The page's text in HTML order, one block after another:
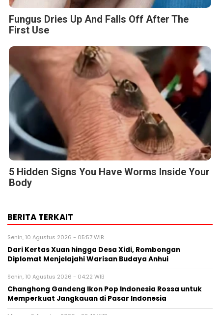
Fungus Dries Up And Falls Off After The
First Use
5 Hidden Signs You Have Worms Inside Your
Body
BERITA TERKAIT
Senin, 10 Agustus 2026 - 05:57 WIB
Dari Kertas Xuan hingga Desa Xidi, Rombongan
Diplomat Menjelajahi Warisan Budaya Anhui
Senin, 10 Agustus 2026 - 04:22 WIB
Changhong Gandeng Ikon Pop Indonesia Rossa untuk
Memperkuat Jangkauan di Pasar Indonesia